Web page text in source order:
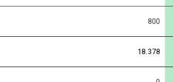
800
18.378